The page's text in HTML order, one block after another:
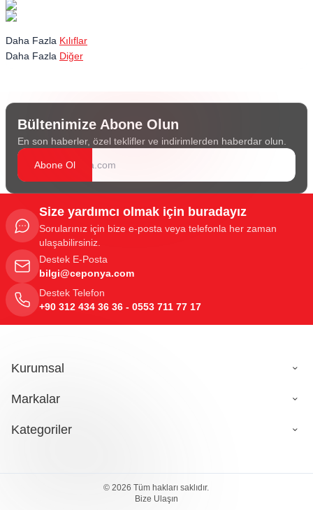
Sepete Ekle
Daha Fazla Kılıflar
Daha Fazla Diğer
Bültenimize Abone Olun
En son haberler, özel teklifler ve indirimlerden haberdar olun.
Abone Ol
Size yardımcı olmak için buradayız
Sorularınız için bize e-posta veya telefonla her zaman
ulaşabilirsiniz.
Destek E-Posta
bilgi@ceponya.com
Destek Telefon
+90 312 434 36 36 - 0553 711 77 17
Kurumsal
Markalar
Kategoriler
© 2026 Tüm hakları saklıdır.
Bize Ulaşın